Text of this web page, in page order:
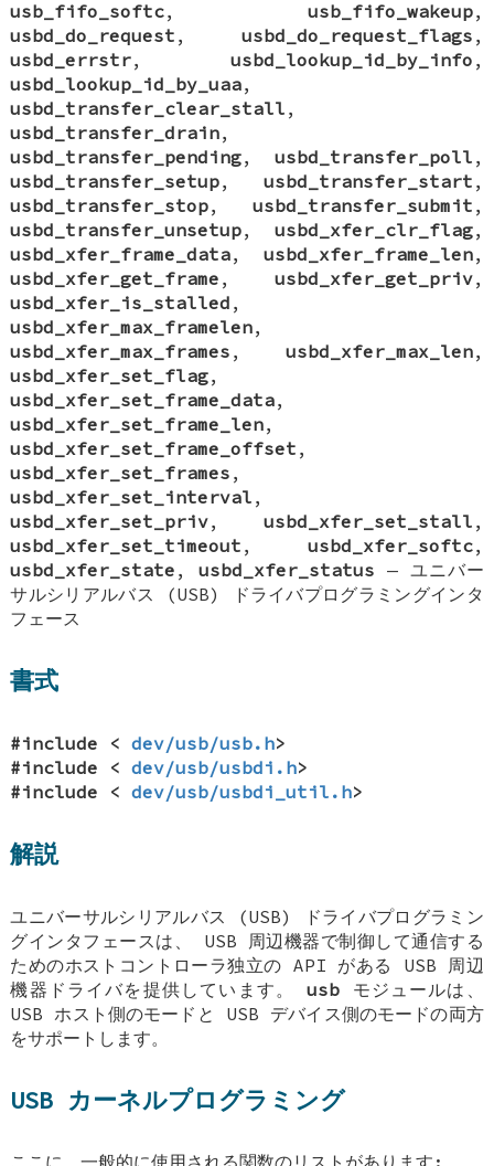
usb_fifo_softc, usb_fifo_wakeup,
usbd_do_request , usbd_do_request_flags ,
usbd_errstr, usbd_lookup_id_by_info ,
usbd_lookup_id_by_uaa,
usbd_transfer_clear_stall ,
usbd_transfer_drain,
usbd_transfer_pending, usbd_transfer_poll ,
usbd_transfer_setup, usbd_transfer_start ,
usbd_transfer_stop, usbd_transfer_submit ,
usbd_transfer_unsetup, usbd_xfer_clr_flag,
usbd_xfer_frame_data, usbd_xfer_frame_len,
usbd_xfer_get_frame , usbd_xfer_get_priv,
usbd_xfer_is_stalled ,
usbd_xfer_max_framelen,
usbd_xfer_max_frames , usbd_xfer_max_len,
usbd_xfer_set_flag,
usbd_xfer_set_frame_data,
usbd_xfer_set_frame_len,
usbd_xfer_set_frame_offset ,
usbd_xfer_set_frames ,
usbd_xfer_set_interval ,
usbd_xfer_set_priv, usbd_xfer_set_stall ,
usbd_xfer_set_timeout , usbd_xfer_softc,
usbd_xfer_state ,usbd_xfer_status — ユニバー
サルシリアルバス (USB) ドライバプログラミングインタ
フェース
書式
#include <dev/usb/usb.h>
#include <dev/usb/usbdi.h>
#include <dev/usb/usbdi_util.h>
解説
ユニバーサルシリアルバス (USB) ドライバプログラミン
グインタフェースは、 USB 周辺機器で制御して通信する
ためのホストコントローラ独立の API がある USB 周辺
機器ドライバを提供しています。usb モジュールは、
USB ホスト側のモードと USB デバイス側のモードの両方
をサポートします。
USB カーネルプログラミング